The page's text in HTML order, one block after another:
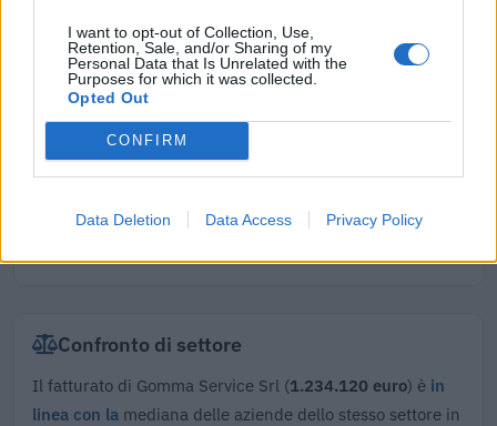
I want to opt-out of Collection, Use,
Retention, Sale, and/or Sharing of my
Personal Data that Is Unrelated with the
Purposes for which it was collected.
Opted Out
CONFIRM
Data Deletion Data Access Privacy Policy
2021-11-12
esenzioni fiscali e crediti d'imposta adottati a
seguito della crisi economica causata dall'epidemia di
COVID-19 [con mo
agenzia delle entrate
Fonte: Registro Nazionale Aiuti di Stato (RNA)
– Open Data, licenza
IODL 2.0. Dati aggiornati al 2026-07-02.
Confronto di settore
Il fatturato di Gomma Service Srl (1.234.120 euro) è in
linea con la mediana delle aziende dello stesso settore in